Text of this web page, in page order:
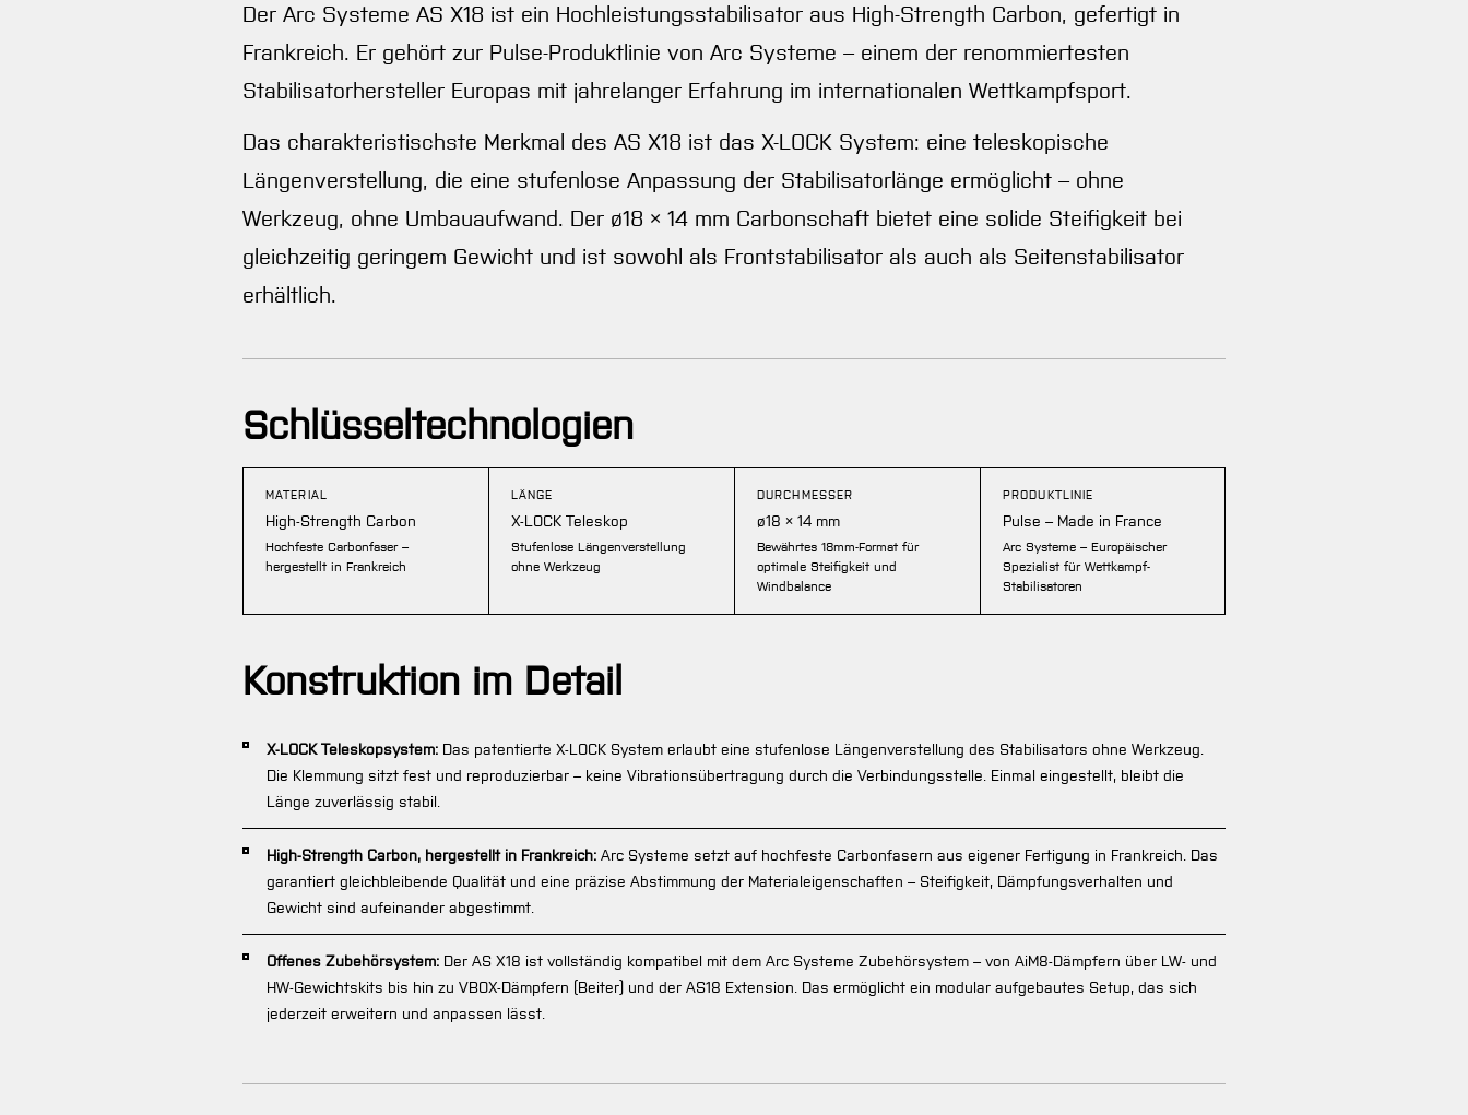
Der Arc Systeme AS X18 ist ein Hochleistungsstabilisator aus High-Strength Carbon, gefertigt in
Frankreich. Er gehört zur Pulse-Produktlinie von Arc Systeme – einem der renommiertesten
Stabilisatorhersteller Europas mit jahrelanger Erfahrung im internationalen Wettkampfsport.
Das charakteristischste Merkmal des AS X18 ist das X-LOCK System: eine teleskopische
Längenverstellung, die eine stufenlose Anpassung der Stabilisatorlänge ermöglicht – ohne
Werkzeug, ohne Umbauaufwand. Der ø18 × 14 mm Carbonschaft bietet eine solide Steifigkeit bei
gleichzeitig geringem Gewicht und ist sowohl als Frontstabilisator als auch als Seitenstabilisator
erhältlich.
Schlüsseltechnologien
MATERIAL
High-Strength Carbon
Hochfeste Carbonfaser –
hergestellt in Frankreich
LÄNGE
X-LOCK Teleskop
Stufenlose Längenverstellung
ohne Werkzeug
DURCHMESSER
ø18 × 14 mm
Bewährtes 18mm-Format für
optimale Steifigkeit und
Windbalance
PRODUKTLINIE
Pulse – Made in France
Arc Systeme – Europäischer
Spezialist für Wettkampf-
Stabilisatoren
Konstruktion im Detail
X-LOCK Teleskopsystem: Das patentierte X-LOCK System erlaubt eine stufenlose Längenverstellung des Stabilisators ohne Werkzeug.
Die Klemmung sitzt fest und reproduzierbar – keine Vibrationsübertragung durch die Verbindungsstelle. Einmal eingestellt, bleibt die
Länge zuverlässig stabil.
High-Strength Carbon, hergestellt in Frankreich: Arc Systeme setzt auf hochfeste Carbonfasern aus eigener Fertigung in Frankreich. Das
garantiert gleichbleibende Qualität und eine präzise Abstimmung der Materialeigenschaften – Steifigkeit, Dämpfungsverhalten und
Gewicht sind aufeinander abgestimmt.
Offenes Zubehörsystem: Der AS X18 ist vollständig kompatibel mit dem Arc Systeme Zubehörsystem – von AiM8-Dämpfern über LW- und
HW-Gewichtskits bis hin zu VBOX-Dämpfern (Beiter) und der AS18 Extension. Das ermöglicht ein modular aufgebautes Setup, das sich
jederzeit erweitern und anpassen lässt.